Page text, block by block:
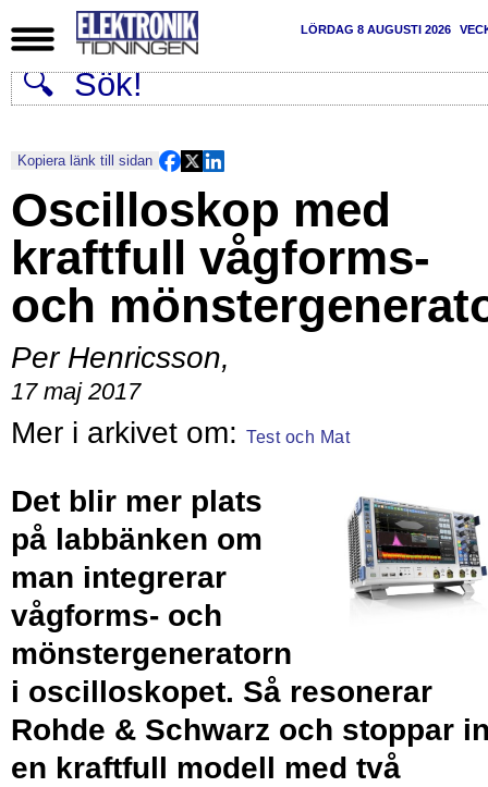
LÖRDAG 8 AUGUSTI 2026
Kopiera länk till sidan
Oscilloskop med
kraftfull vågforms-
och
Per Henricsson,
17 maj 2017
Test och Mat
Det blir mer plats
på labbänken om
man integrerar
vågforms- och
mönstergeneratorn
i oscilloskopet. Så resonerar
Rohde & Schwarz och stoppar
en kraftfull modell med två